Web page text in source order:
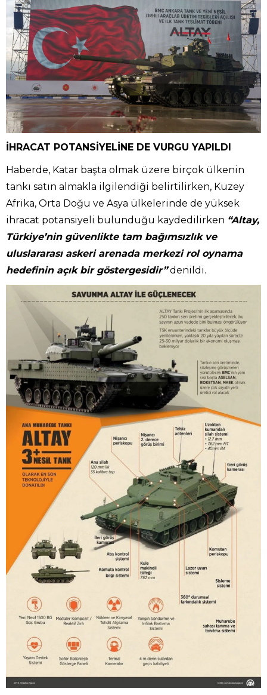
İHRACAT POTANSİYELİNE DE VURGU YAPILDI
Haberde, Katar başta olmak üzere birçok ülkenin
tankı satın almakla ilgilendiği belirtilirken, Kuzey
Afrika, Orta Doğu ve Asya ülkelerinde de yüksek
ihracat potansiyeli bulunduğu kaydedilirken “Altay,
Türkiye’nin güvenlikte tam bağımsızlık ve
uluslararası askeri arenada merkezi rol oynama
hedefinin açık bir göstergesidir”denildi.